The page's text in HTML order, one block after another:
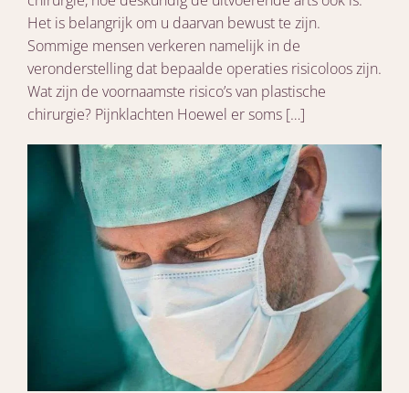
Het is belangrijk om u daarvan bewust te zijn.
Sommige mensen verkeren namelijk in de
veronderstelling dat bepaalde operaties risicoloos zijn.
Wat zijn de voornaamste risico’s van plastische
chirurgie? Pijnklachten Hoewel er soms […]